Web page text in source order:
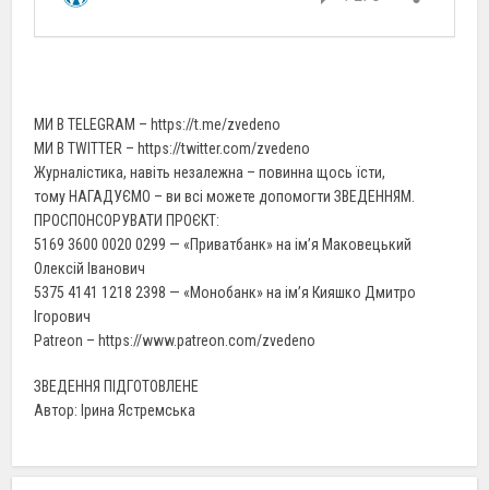
МИ В TELEGRAM – https://t.me/zvedeno
МИ В TWITTER – https://twitter.com/zvedeno
Журналістика, навіть незалежна – повинна щось їсти,
тому НАГАДУЄМО – ви всі можете допомогти ЗВЕДЕННЯМ.
ПРОСПОНСОРУВАТИ ПРОЄКТ:
5169 3600 0020 0299 — «Приватбанк» на ім’я Маковецький
Олексій Іванович
5375 4141 1218 2398 — «Монобанк» на ім’я Кияшко Дмитро
Ігорович
Patreon – https://www.patreon.com/zvedeno
ЗВЕДЕННЯ ПІДГОТОВЛЕНЕ
Автор: Ірина Ястремська